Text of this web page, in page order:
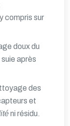
compris sur
doux du
après
des
et
ni résidu.